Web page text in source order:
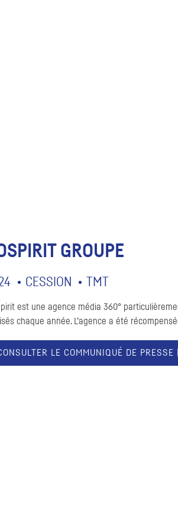
GROUPE
CESSION TMT
est une agence média 360°
chaque année. L’agence a été
LE COMMUNIQUÉ DE PRESSE [